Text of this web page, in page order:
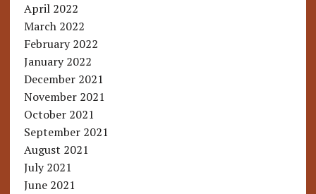
April 2022
March 2022
February 2022
January 2022
December 2021
November 2021
October 2021
September 2021
August 2021
July 2021
June 2021